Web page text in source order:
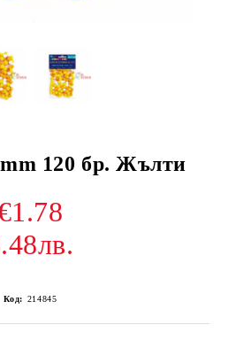
120 бр. Жълти
Код: 214845